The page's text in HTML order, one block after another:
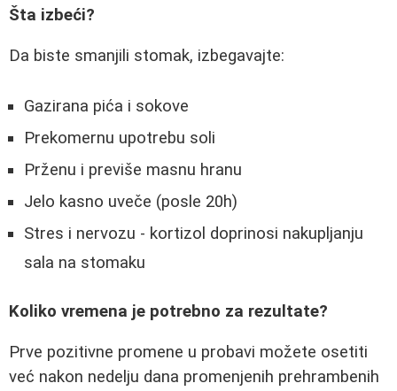
Šta izbeći?
Da biste smanjili stomak, izbegavajte:
Gazirana pića i sokove
Prekomernu upotrebu soli
Prženu i previše masnu hranu
Jelo kasno uveče (posle 20h)
Stres i nervozu - kortizol doprinosi nakupljanju
sala na stomaku
Koliko vremena je potrebno za rezultate?
Prve pozitivne promene u probavi možete osetiti
već nakon nedelju dana promenjenih prehrambenih